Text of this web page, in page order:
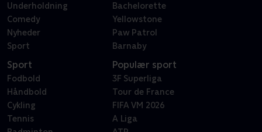
Underholdning
Comedy
Nyheder
Sport
Bachelorette
Yellowstone
Paw Patrol
Barnaby
Sport
Fodbold
Håndbold
Cykling
Tennis
Populær sport
3F Superliga
Tour de France
FIFA VM 2026
A Liga